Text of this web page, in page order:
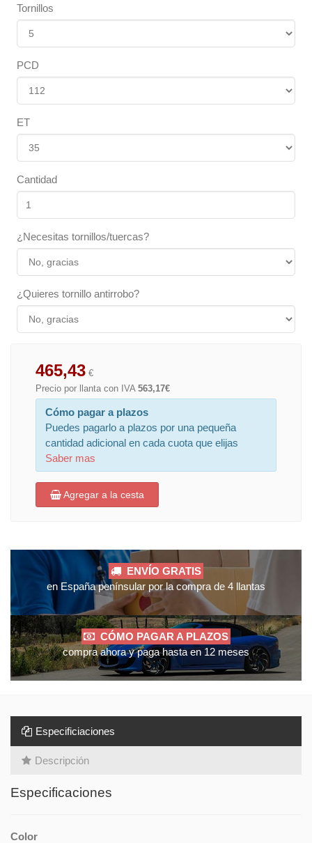
Tornillos
PCD
ET
Cantidad
¿Necesitas tornillos/tuercas?
¿Quieres tornillo antirrobo?
465,43 €
Precio por llanta con IVA 563,17€
Cómo pagar a plazos
Puedes pagarlo a plazos por una pequeña
cantidad adicional en cada cuota que elijas
Saber mas
Agregar a la cesta
ENVÍO GRATIS
en España penínsular por la compra de 4 llantas
CÓMO PAGAR A PLAZOS
compra ahora y paga hasta en 12 meses
Especificiaciones
Descripción
Especificaciones
Color